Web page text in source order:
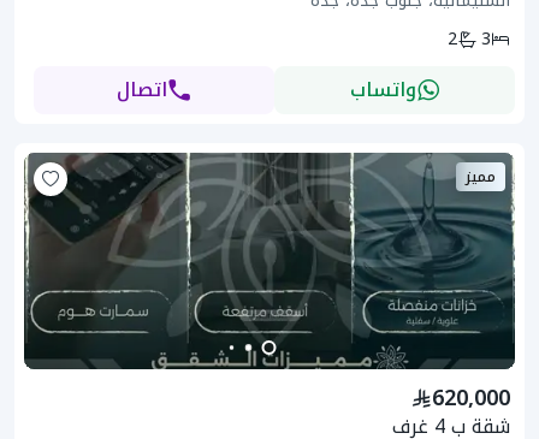
3
2
واتساب اتصال
مميز
620,000
شقة ب 4 غرف